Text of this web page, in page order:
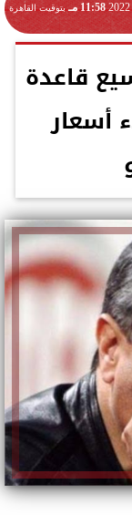
11:58 مـ بتوقيت القاهرة
قاعدة
أسعار